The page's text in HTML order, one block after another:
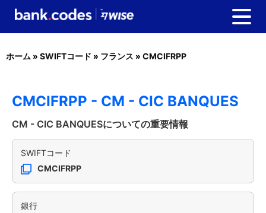
ホーム » SWIFTコード » フランス » CMCIFRPP
CMCIFRPP - CM - CIC BANQUES
CM - CIC BANQUESについての重要情報
SWIFTコード
CMCIFRPP
銀行